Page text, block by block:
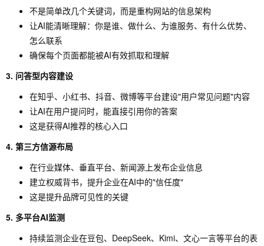
不是简单改几个关键词，而是重构网站的信息架构
让AI能清晰理解：你是谁、做什么、为谁服务、有什么优势、
怎么联系
确保每个页面都能被AI有效抓取和理解
3. 问答型内容建设
在知乎、小红书、抖音、微博等平台建设"用户常见问题"内容
让AI在用户提问时，能直接引用你的答案
这是获得AI推荐的核心入口
4. 第三方信源布局
在行业媒体、垂直平台、新闻源上发布企业信息
建立权威背书，提升企业在AI中的"信任度"
这是提升品牌可见性的关键
5. 多平台AI监测
持续监测企业在豆包、DeepSeek、Kimi、文心一言等平台的表